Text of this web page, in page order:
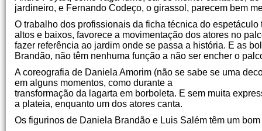
jardineiro, e Fernando Codeço, o girassol, parecem bem
O trabalho dos profissionais da ficha técnica do
altos e baixos, favorece a movimentação dos atores no
fazer referência ao jardim onde se passa a história. E as
Brandão, não têm nenhuma função a não ser encher o
A coreografia de Daniela Amorim (não se sabe se uma
em alguns momentos, como durante a
transformação da lagarta em borboleta. E sem muita
a plateia, enquanto um dos atores canta.
Os figurinos de Daniela Brandão e Luis Salém têm um